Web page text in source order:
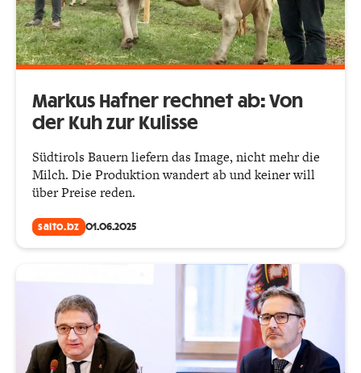
Markus Hafner rechnet ab: Von
der Kuh zur Kulisse
Südtirols Bauern liefern das Image, nicht mehr die
Milch. Die Produktion wandert ab und keiner will
über Preise reden.
salto.bz 01.06.2025